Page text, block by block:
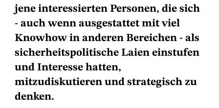
jene interessierten Personen, die sich
- auch wenn ausgestattet mit viel
Knowhow in anderen Bereichen - als
sicherheitspolitische Laien einstufen
und Interesse hatten,
mitzudiskutieren und strategisch zu
denken.